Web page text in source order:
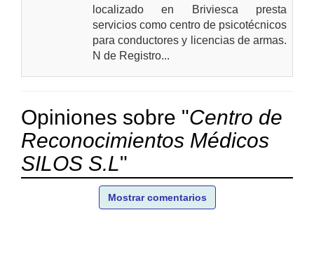
localizado en Briviesca presta
servicios como centro de psicotécnicos
para conductores y licencias de armas.
N de Registro...
Opiniones sobre "Centro de
Reconocimientos Médicos
SILOS S.L"
Mostrar comentarios